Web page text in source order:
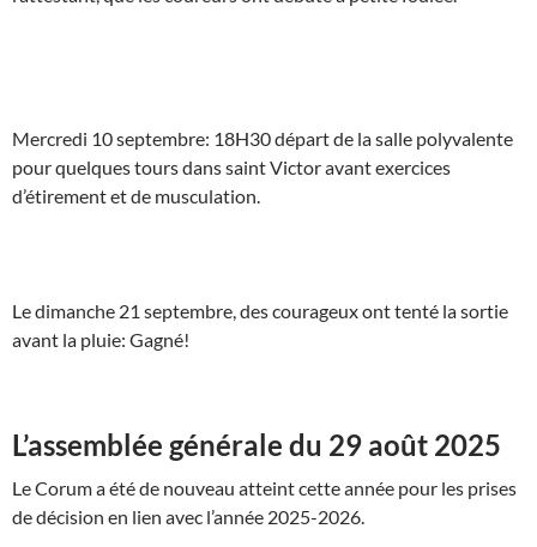
Mercredi 10 septembre: 18H30 départ de la salle polyvalente
pour quelques tours dans saint Victor avant exercices
d’étirement et de musculation.
Le dimanche 21 septembre, des courageux ont tenté la sortie
avant la pluie: Gagné!
L’assemblée générale du 29 août 2025
Le Corum a été de nouveau atteint cette année pour les prises
de décision en lien avec l’année 2025-2026.